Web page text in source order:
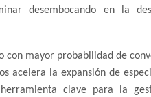
desembocando en la
con mayor probabilidad de
acelera la expansión de
clave para la